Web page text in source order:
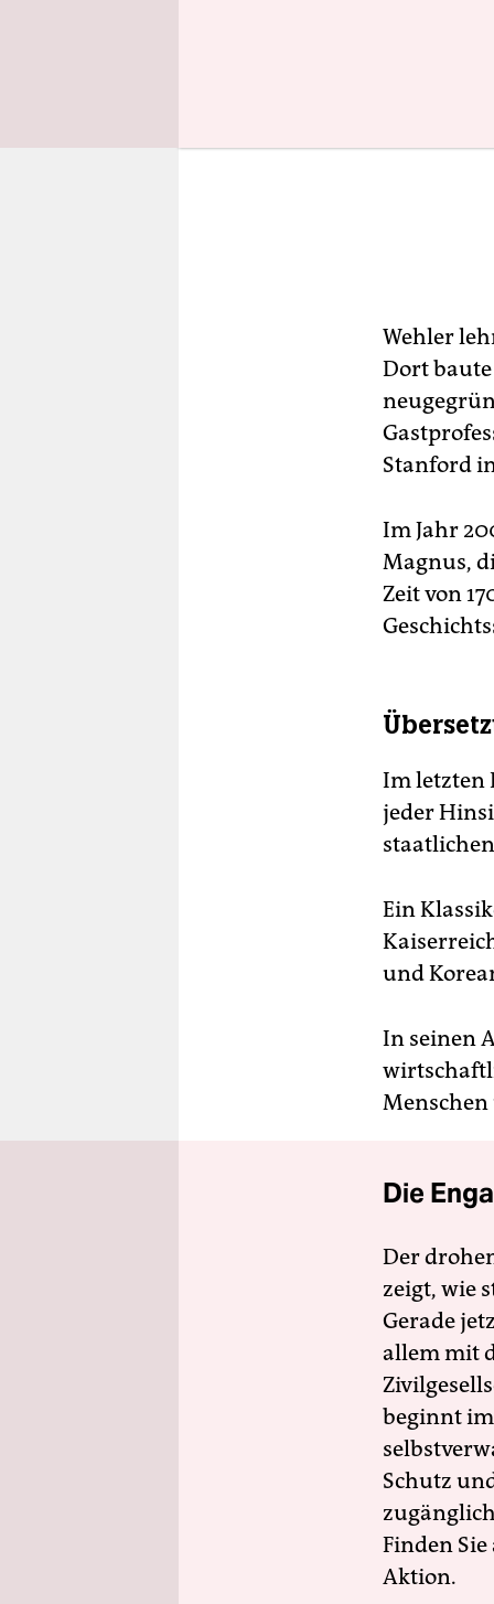
Wehler
Dort
Stanford
Im Jahr
Magnus,
Zeit von
Im letzten
jeder
Ein
und
In seinen
Die
Der
zeigt, wie
Gerade
allem mit
beginnt
Schutz
Finden
Aktion.